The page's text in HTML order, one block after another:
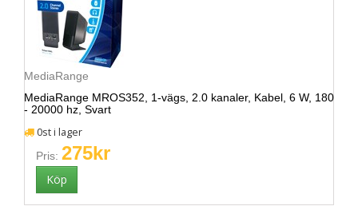
MediaRange
MediaRange MROS352, 1-vägs, 2.0 kanaler, Kabel, 6 W, 180
- 20000 hz, Svart
0st i lager
Pris: 275kr